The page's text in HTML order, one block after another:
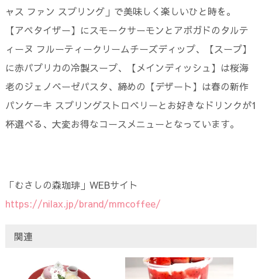
ャス ファン スプリング」で美味しく楽しいひと時を。
【アペタイザー】にスモークサーモンとアボガドのタルテ
ィーヌ フルーティークリームチーズディップ、【スープ】
に赤パプリカの冷製スープ、【メインディッシュ】は桜海
老のジェノベーゼパスタ、締めの【デザート】は春の新作
パンケーキ スプリングストロベリーとお好きなドリンクが1
杯選べる、大変お得なコースメニューとなっています。
「むさしの森珈琲」WEBサイト
https://nilax.jp/brand/mmcoffee/
関連